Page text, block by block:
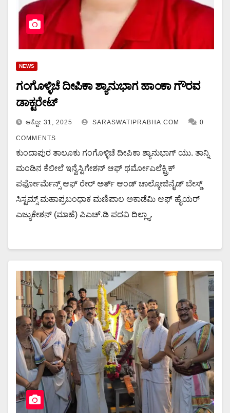
NEWS
ಗಂಗೊಳ್ಳಿಚೆ ದೀಪಿಕಾ ಶ್ಯಾನುಭಾಗ ಹಾಂಕಾ ಗೌರವ
ಡಾಕ್ಟರೇಟ್
ಆಕ್ಟೋ 31, 2025 SARASWATIPRABHA.COM 0
COMMENTS
ಕುಂದಾಪುರ ತಾಲೂಕು ಗಂಗೊಳ್ಳಿಚೆ ದೀಪಿಕಾ ಶ್ಯಾನುಭಾಗ್ ಯು. ತಾನ್ನಿ
ಮಂಡಿನ ಕೆಲೀಲೆ ಇನ್ವೆಸ್ಟಿಗೇಶನ್ ಆಫ್ ಥರ್ಮೋ‌ಎಲೆಕ್ಟ್ರಿಕ್
ಪರ್ಫೋರ್ಮೆನ್ಸ್ ಆಫ್ ರೇರ್ ಅರ್ತ್ ಆಂಡ್ ಚಾಲ್ಕೋಜಿನೈಡ್ ಬೇಸ್ಡ್
ಸಿಸ್ಟಮ್ಸ್ ಮಹಾಪ್ರಬಂಧಾಕ ಮಣಿಪಾಲ ಅಕಾಡೆಮಿ ಆಫ್ ಹೈಯರ್
ಎಜ್ಯುಕೇಶನ್ (ಮಾಹೆ) ಪಿ‌ಎಚ್.ಡಿ ಪದವಿ ದಿಲ್ಲ್ಯಾ.